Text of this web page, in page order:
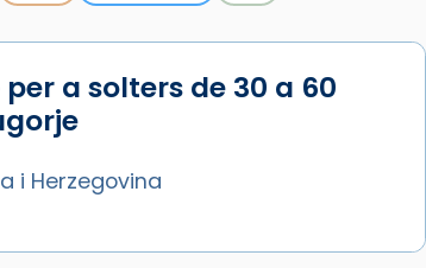
a solters de 30 a 60
i Herzegovina